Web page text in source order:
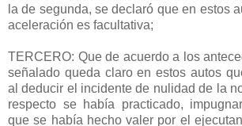
la de segunda, se declaró que en estos
aceleración es facultativa;
TERCERO: Que de acuerdo a los
señalado queda claro en estos autos
al deducir el incidente de nulidad de la
respecto se había practicado,
que se había hecho valer por el